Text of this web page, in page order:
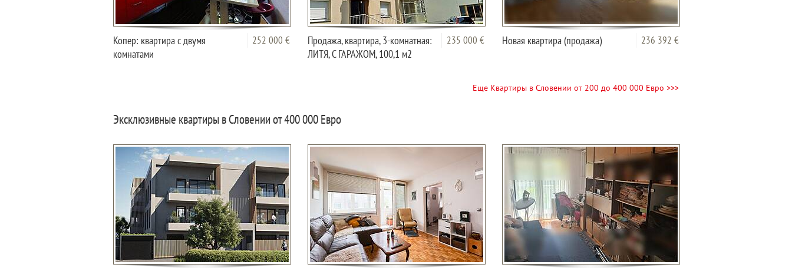
252 000 €
Копер: квартира с двумя
комнатами
235 000 €
Продажа, квартира, 3-комнатная:
ЛИТЯ, С ГАРАЖОМ, 100,1 м2
236 392 €
Новая квартира (продажа)
Еще Квартиры в Словении от 200 до 400 000 Евро >>>
Эксклюзивные квартиры в Словении от 400 000 Евро